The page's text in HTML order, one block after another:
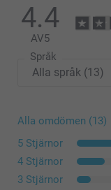
4.4
AV5
Språk
Alla omdömen (13)
5 Stjärnor
4 Stjärnor
3 Stjärnor